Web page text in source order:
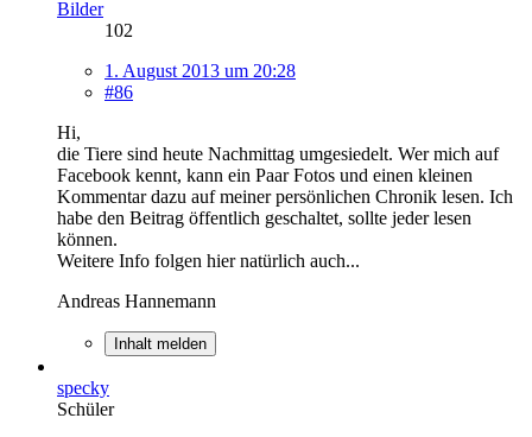
Bilder
102
1. August 2013 um 20:28
#86
Hi,
die Tiere sind heute Nachmittag umgesiedelt. Wer mich auf
Facebook kennt, kann ein Paar Fotos und einen kleinen
Kommentar dazu auf meiner persönlichen Chronik lesen. Ich
habe den Beitrag öffentlich geschaltet, sollte jeder lesen
können.
Weitere Info folgen hier natürlich auch...
Andreas Hannemann
Inhalt melden
specky
Schüler